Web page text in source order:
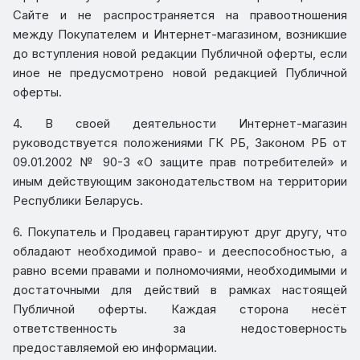
Сайте и не распространяется на правоотношения
между Покупателем и Интернет-магазином, возникшие
до вступления новой редакции Публичной оферты, если
иное не предусмотрено новой редакцией Публичной
оферты.
4. В своей деятельности Интернет-магазин
руководствуется положениями ГК РБ, Законом РБ от
09.01.2002 № 90-3 «О защите прав потребителей» и
иным действующим законодательством на территории
Республики Беларусь.
6. Покупатель и Продавец гарантируют друг другу, что
обладают необходимой право- и дееспособностью, а
равно всеми правами и полномочиями, необходимыми и
достаточными для действий в рамках настоящей
Публичной оферты. Каждая сторона несёт
ответственность за недостоверность
предоставляемой ею информации.